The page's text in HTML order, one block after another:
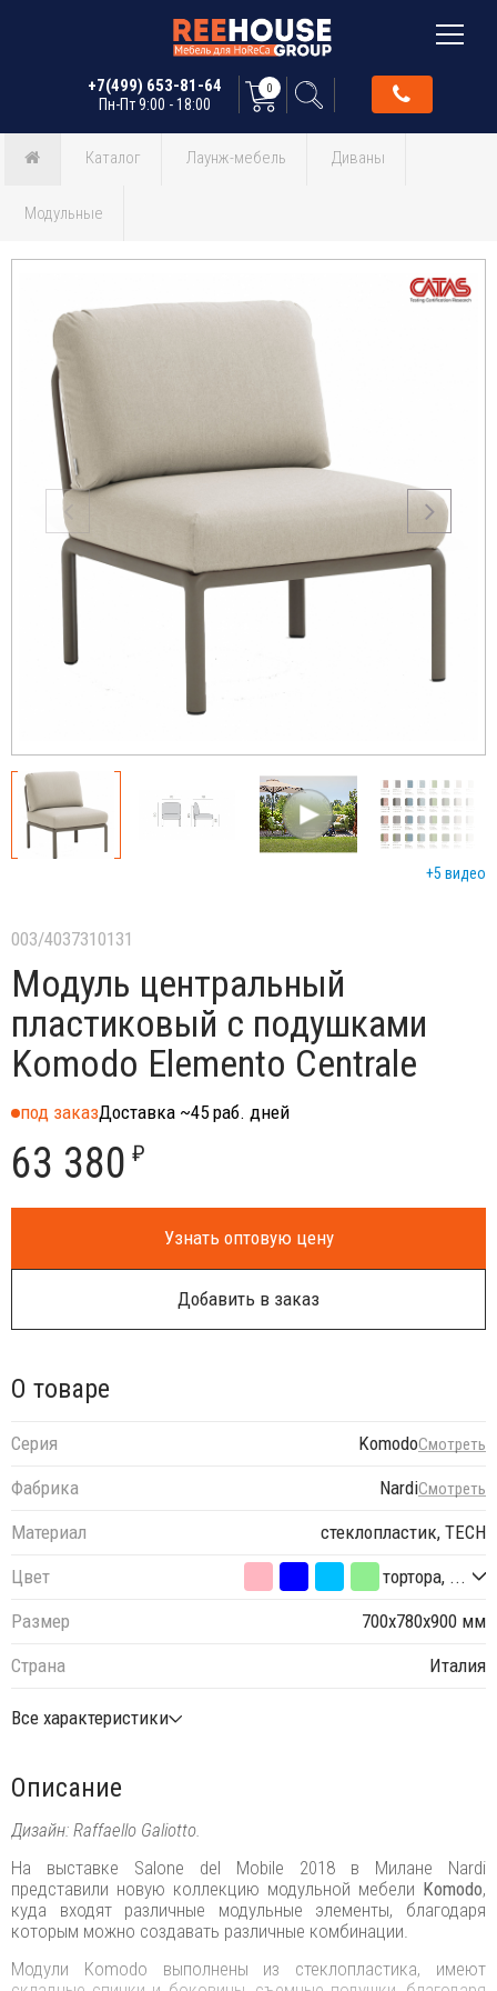
+7(499) 653-81-64
Пн-Пт 9:00 - 18:00
0
Каталог Лаунж-мебель Диваны
Модульные
+5 видео
003/4037310131
Модуль центральный
пластиковый с подушками
Komodo Elemento Centrale
под заказДоставка ~45 раб. дней
63 380 ₽
Узнать оптовую цену
Добавить в заказ
О товаре
Серия KomodoСмотреть
Фабрика NardiСмотреть
Материал
стеклопластик, TECH
Цвет
тортора, ...
Размер
700х780х900 мм
Страна
Италия
Все характеристики
Описание
Дизайн: Raffaello Galiotto.
На выставке Salone del Mobile 2018 в Милане Nardi
представили новую коллекцию модульной мебели Komodo,
куда входят различные модульные элементы, благодаря
которым можно создавать различные комбинации.
Модули Komodo выполнены из стеклопластика, имеют